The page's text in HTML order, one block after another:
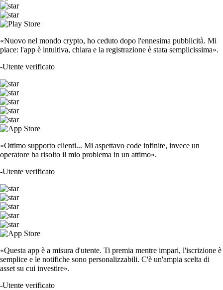
«Nuovo nel mondo crypto, ho ceduto dopo l'ennesima pubblicità. Mi
piace: l'app è intuitiva, chiara e la registrazione è stata semplicissima».
-Utente verificato
«Ottimo supporto clienti... Mi aspettavo code infinite, invece un
operatore ha risolto il mio problema in un attimo».
-Utente verificato
«Questa app è a misura d'utente. Ti premia mentre impari, l'iscrizione è
semplice e le notifiche sono personalizzabili. C'è un'ampia scelta di
asset su cui investire».
-Utente verificato